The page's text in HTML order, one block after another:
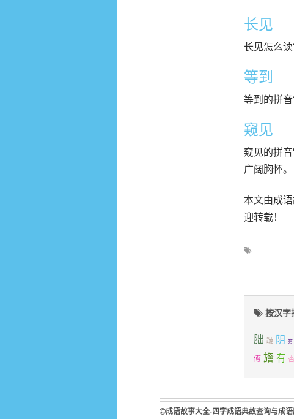
长见
长见怎么读
等到
等到的拼音
窥见
窥见的拼
广阔胸怀。
本文由成
迎转载！
按汉字
胐 蹥 阴 竻
僔 旝 有 杏
成语故事大全-四字成语典故查询与成